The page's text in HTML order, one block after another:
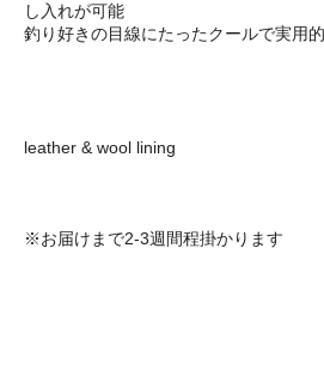
し入れが可能
釣り好きの目線にたったクールで実用
leather & wool lining
※お届けまで2-3週間程掛かります